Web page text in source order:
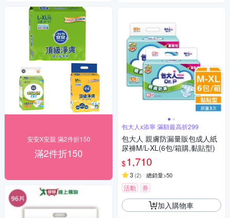
安安X安親 滿2件折150
滿2件折150
包大人x添寧 滿額最高折299
包大人 親膚防漏量販包成人紙
尿褲M/L-XL(6包/箱購,黏貼型)
$1,710
3 (2) 總銷量>50
活動 券
加入購物車